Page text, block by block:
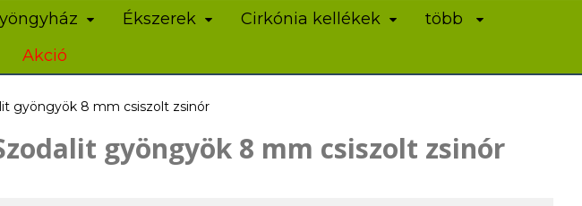
Ékszerek Cirkónia kellékek
több
Akció
gyöngyök 8 mm csiszolt zsinór
gyöngyök 8 mm csiszolt zsinór